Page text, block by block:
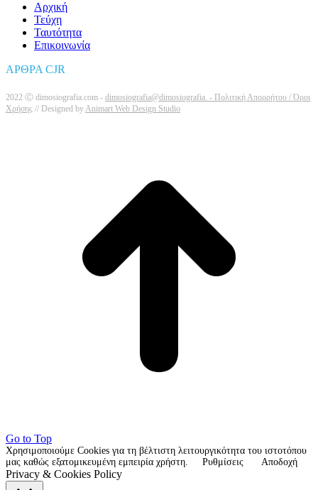
Αρχική
Τεύχη
Ταυτότητα
Επικοινωνία
ΑΡΘΡΑ CJR
2022 Ⓒ dimosiografia.com - dimosiografia@dimosiografia. - Πολιτική Απορρήτου / Όροι
Χρήσης // Designed byAnimart Web Design Studio
Go to Top
Χρησιμοποιούμε Cookies για τη βέλτιστη λειτουργικότητα του ιστοτόπου
μας καθώς εξατομικευμένη εμπειρία χρήστη.
Ρυθμίσεις Αποδοχή
Privacy & Cookies Policy